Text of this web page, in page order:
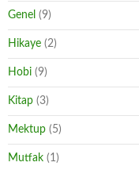
Genel (9)
Hikaye (2)
Hobi (9)
Kitap (3)
Mektup (5)
Mutfak (1)